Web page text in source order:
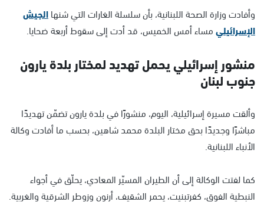
وأفادت وزارة الصحة اللبنانية، بأن سلسلة الغارات التي شنهاالجيش
الإسرائيليمساء أمس الخميس، قد أدت إلى سقوط أربعة ضحايا.
منشور إسرائيلي يحمل تهديد لمختار بلدة يارون
جنوب لبنان
وألقت مسيرة إسرائيلية، اليوم، منشورًا في بلدة يارون تضمّن تهديدًا
مباشرًا وجديدًا بحق مختار البلدة محمد شاهين، بحسب ما أفادت وكالة
الأنباء اللبنانية.
كما لفتت الوكالة إلى أن الطيران المسيّر المعادي، يحلّق في أجواء
النبطية الفوق، كفرتبنيت، يحمر الشقيف، أرنون وزوطر الشرقية والغربية.